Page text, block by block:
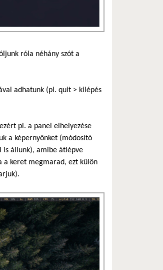
róla néhány szót a
adhatunk (pl. quit > kilépés
pl. a panel elhelyezése
a képernyőnket (módosító
is állunk), amibe átlépve
a keret megmarad, ezt külön